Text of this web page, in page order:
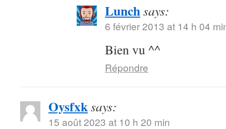
Lunchsays:
6 février 2013 at 14 h 04
Bien vu ^^
Répondre
Oysfxksays:
15 août 2023 at 10 h 20 min